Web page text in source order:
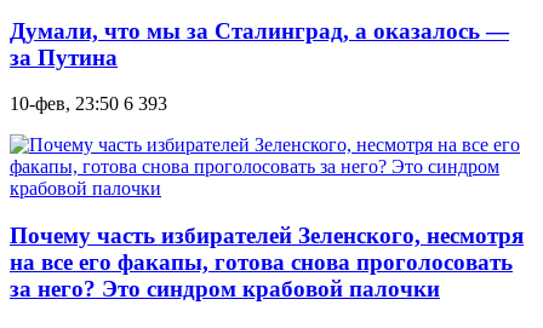
Думали, что мы за Сталинград, а оказалось —
за Путина
10-фев, 23:50 6 393
Почему часть избирателей Зеленского, несмотря
на все его факапы, готова снова проголосовать
за него? Это синдром крабовой палочки